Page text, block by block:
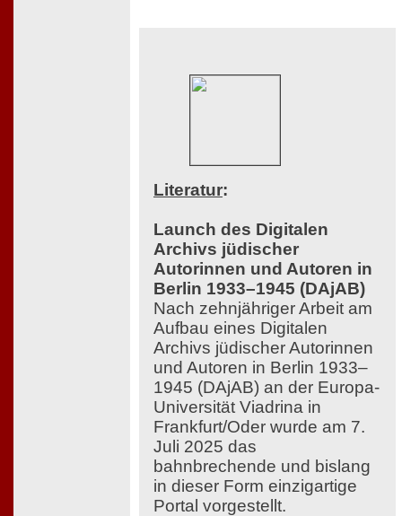
Literatur:
Launch des Digitalen
Archivs jüdischer
Autorinnen und Autoren in
Berlin 1933–1945 (DAjAB)
Nach zehnjähriger Arbeit am
Aufbau eines Digitalen
Archivs jüdischer Autorinnen
und Autoren in Berlin 1933–
1945 (DAjAB) an der Europa-
Universität Viadrina in
Frankfurt/Oder wurde am 7.
Juli 2025 das
bahnbrechende und bislang
in dieser Form einzigartige
Portal vorgestellt.